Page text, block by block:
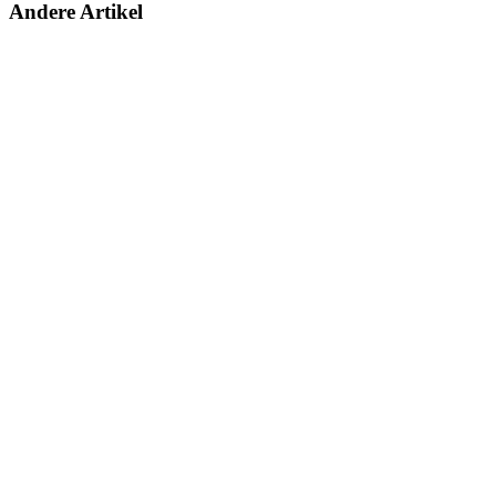
Andere Artikel